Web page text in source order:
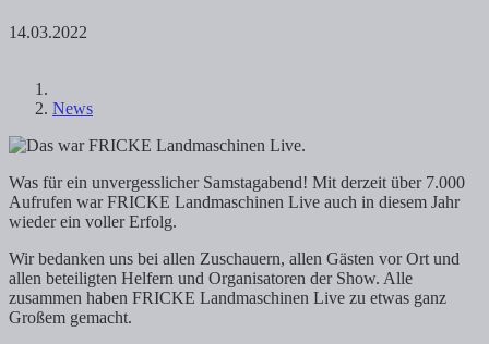
14.03.2022
News
Was für ein unvergesslicher Samstagabend! Mit derzeit über 7.000
Aufrufen war FRICKE Landmaschinen Live auch in diesem Jahr
wieder ein voller Erfolg.
Wir bedanken uns bei allen Zuschauern, allen Gästen vor Ort und
allen beteiligten Helfern und Organisatoren der Show. Alle
zusammen haben FRICKE Landmaschinen Live zu etwas ganz
Großem gemacht.